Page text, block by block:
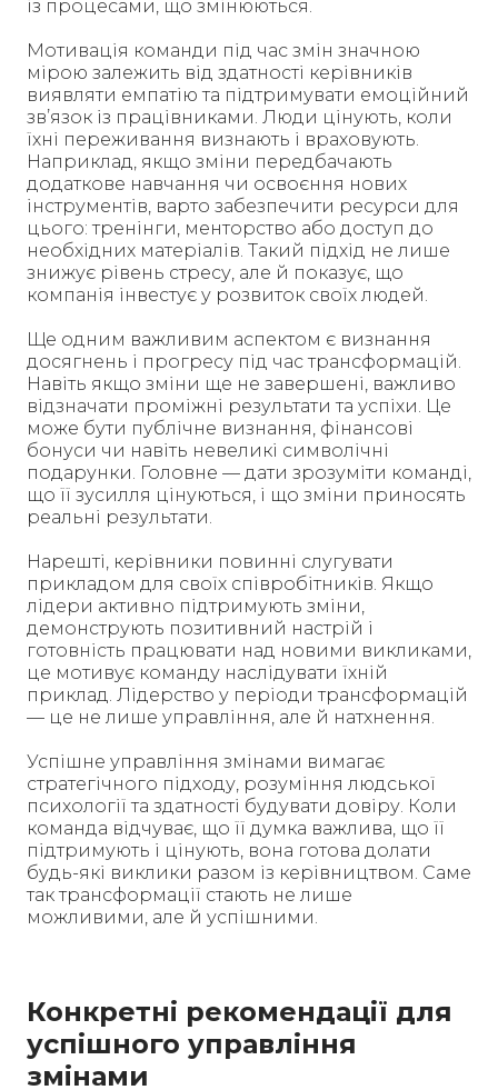
із процесами, що змінюються.
Мотивація команди під час змін значною
мірою залежить від здатності керівників
виявляти емпатію та підтримувати емоційний
зв’язок із працівниками. Люди цінують, коли
їхні переживання визнають і враховують.
Наприклад, якщо зміни передбачають
додаткове навчання чи освоєння нових
інструментів, варто забезпечити ресурси для
цього: тренінги, менторство або доступ до
необхідних матеріалів. Такий підхід не лише
знижує рівень стресу, але й показує, що
компанія інвестує у розвиток своїх людей.
Ще одним важливим аспектом є визнання
досягнень і прогресу під час трансформацій.
Навіть якщо зміни ще не завершені, важливо
відзначати проміжні результати та успіхи. Це
може бути публічне визнання, фінансові
бонуси чи навіть невеликі символічні
подарунки. Головне — дати зрозуміти команді,
що її зусилля цінуються, і що зміни приносять
реальні результати.
Нарешті, керівники повинні слугувати
прикладом для своїх співробітників. Якщо
лідери активно підтримують зміни,
демонструють позитивний настрій і
готовність працювати над новими викликами,
це мотивує команду наслідувати їхній
приклад. Лідерство у періоди трансформацій
— це не лише управління, але й натхнення.
Успішне управління змінами вимагає
стратегічного підходу, розуміння людської
психології та здатності будувати довіру. Коли
команда відчуває, що її думка важлива, що її
підтримують і цінують, вона готова долати
будь-які виклики разом із керівництвом. Саме
так трансформації стають не лише
можливими, але й успішними.
Конкретні рекомендації для
успішного управління
змінами